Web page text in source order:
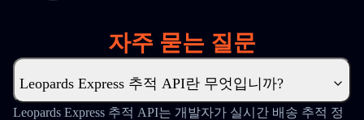
자주 묻는 질문
Leopards Express 추적 API란 무엇입니까?
Leopards Express 추적 API는 개발자가 실시간 배송 추적 정